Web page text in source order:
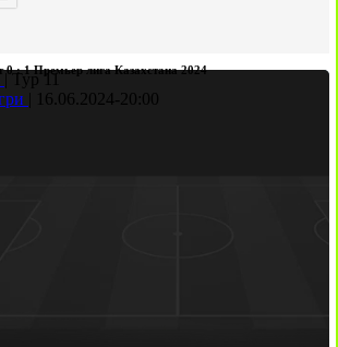
: 1 Премьер лига Казахстана 2024
Тур 11
16.06.2024- 20:00